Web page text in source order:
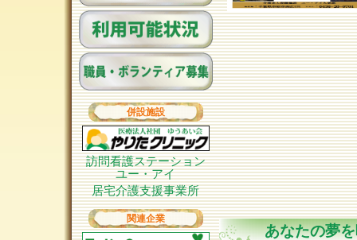
併設施設
訪問看護ステーション
ユー・アイ
居宅介護支援事業所
関連企業
あなたの夢